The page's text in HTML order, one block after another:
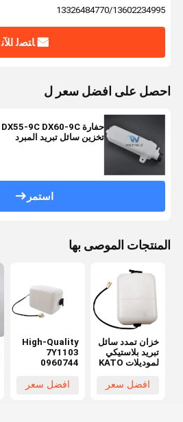
13326484770/13602234995
ﺎﺘﺼﻟ ﺍﻶﻧ
احصل على افضل سعر ل
تخزين سائل تبريد المبرد
استمر
المنتجات الموصى بها
خزان تمدد سائل
تبريد بلاستيكي
لموديلات KATO
HD250 HD450
HD512 HD513
افضل سعر
High-Quality
7Y1103
0960744
Expansion
افضل سعر